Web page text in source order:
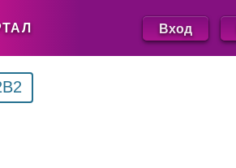
Вход